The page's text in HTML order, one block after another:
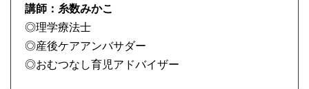
講師：糸数みかこ
◎理学療法士
◎産後ケアアンバサダー
◎おむつなし育児アドバイザー